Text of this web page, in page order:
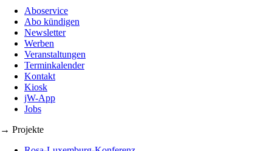
Aboservice
Abo kündigen
Newsletter
Werben
Veranstaltungen
Terminkalender
Kontakt
Kiosk
jW-App
Jobs
→ Projekte